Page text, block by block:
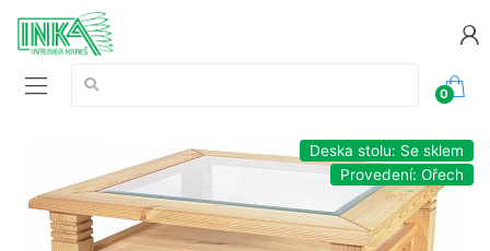
Vyhledávání:
0
Deska stolu: Se sklem
Provedení: Ořech